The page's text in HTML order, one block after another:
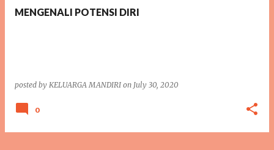
MENGENALI POTENSI DIRI
posted by KELUARGA MANDIRI on July 30, 2020
0